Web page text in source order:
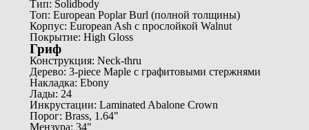
Тип: Solidbody
Топ: European Poplar Burl (полной толщины)
Корпус: European Ash с прослойкой Walnut
Покрытие: High Gloss
Гриф
Конструкция: Neck-thru
Дерево: 3-piece Maple с графитовыми стержнями
Накладка: Ebony
Лады: 24
Инкрустации: Laminated Abalone Crown
Порог: Brass, 1.64"
Мензура: 34"